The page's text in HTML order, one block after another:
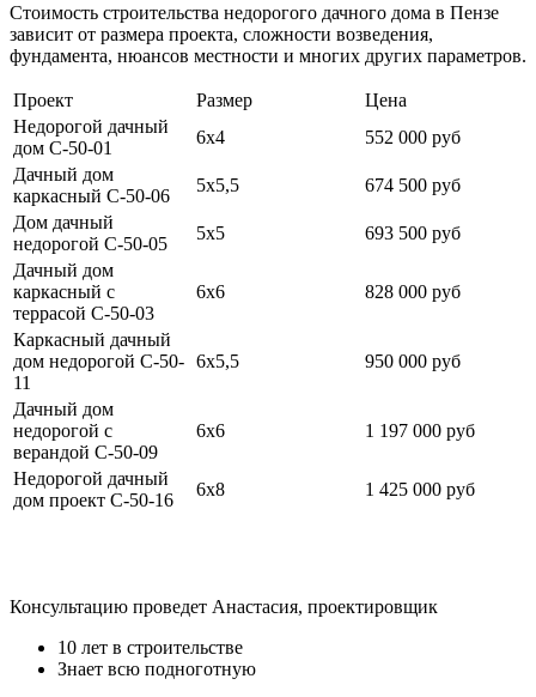
Стоимость строительства недорогого дачного дома в Пензе
зависит от размера проекта, сложности возведения,
фундамента, нюансов местности и многих других параметров.
Проект Размер
Цена
Недорогой дачный
дом C-50-01
6х4
552 000 руб
Дачный дом
каркасный C-50-06
5х5,5
674 500 руб
Дом дачный
недорогой C-50-05
5х5
693 500 руб
Дачный дом
каркасный с
террасой C-50-03
6х6 828 000 руб
Каркасный дачный
дом недорогой C-50-
11
6х5,5 950 000 руб
Дачный дом
недорогой с
верандой C-50-09
6х6 1 197 000 руб
Недорогой дачный
дом проект C-50-16
6х8 1 425 000 руб
Консультацию проведет Анастасия, проектировщик
10 лет в строительстве
Знает всю подноготную